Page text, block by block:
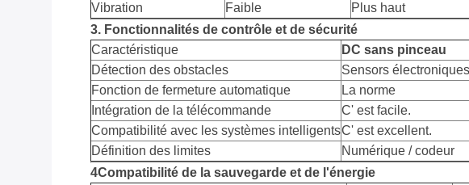
Vibration
Faible
Plus haut
3. Fonctionnalités de contrôle et de sécurité
Caractéristique
DC sans pinceau
Détection des obstacles
Sensors
Fonction de fermeture automatique
La norme
Intégration de la télécommande
C' est facile.
Compatibilité avec les systèmes intelligentsC' est excellent.
Définition des limites
Numérique / codeur
4Compatibilité de la sauvegarde et de l'énergie